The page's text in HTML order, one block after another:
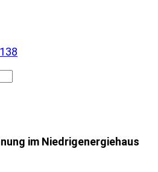
im Niedrigenergiehaus